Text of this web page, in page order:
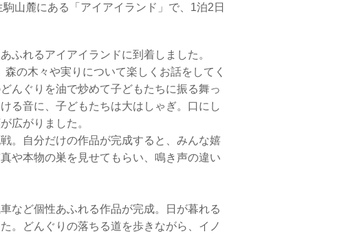
山麓にある「アイアイランド」で、1泊2日
れるアイアイランドに到着しました。
の木々や実りについて楽しくお話をしてく
んぐりを油で炒めて子どもたちに振る舞っ
る音に、子どもたちは大はしゃぎ。口にし
広がりました。
。自分だけの作品が完成すると、みんな嬉
や本物の巣を見せてもらい、鳴き声の違い
など個性あふれる作品が完成。日が暮れる
。どんぐりの落ちる道を歩きながら、イノ